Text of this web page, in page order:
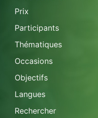
Prix
Participants
Thématiques
Occasions
Objectifs
Langues
Rechercher